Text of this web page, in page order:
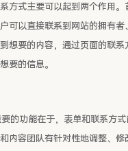
方式主要可以起到两个作用。
可以直接联系到网站的拥有者
想要的内容，通过页面的联系
要的信息。
的功能在于，表单和联系方
内容团队有针对性地调整、修